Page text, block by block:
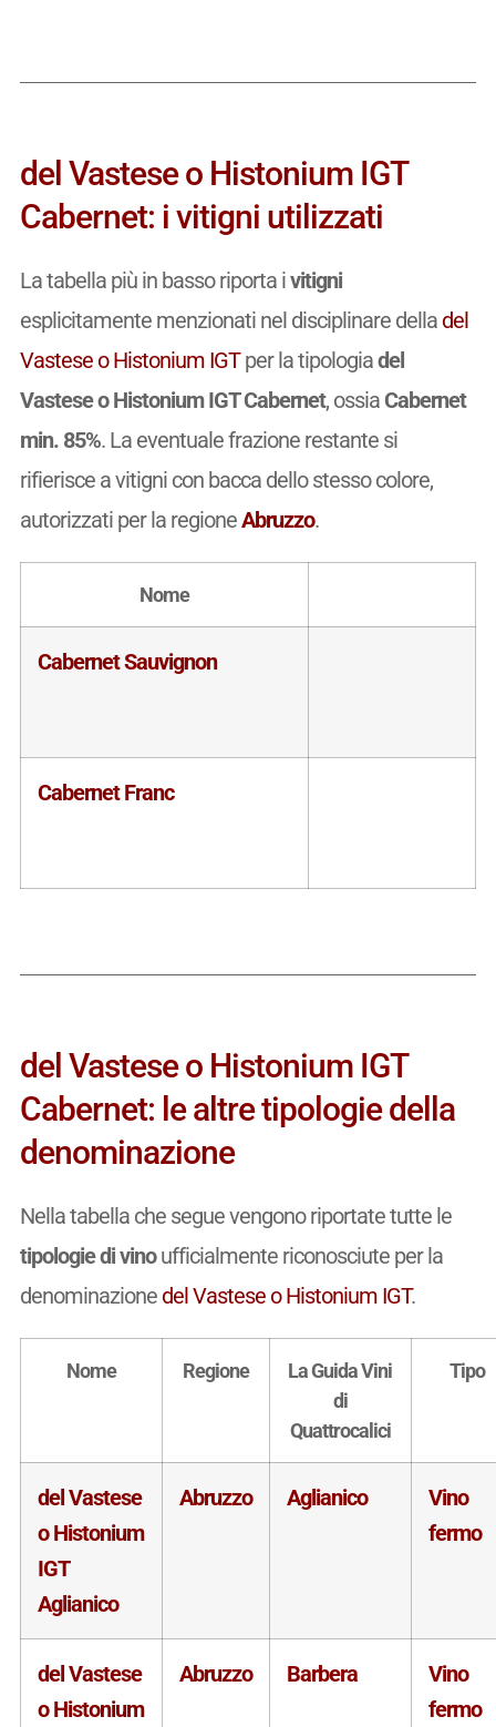
del Vastese o Histonium IGT
Cabernet: i vitigni utilizzati
La tabella più in basso riporta ivitigni
esplicitamente menzionati nel disciplinare della del
Vastese o Histonium IGTper la tipologiadel
Vastese o Histonium IGT Cabernet, ossia Cabernet
min. 85%. La eventuale frazione restante si
rifierisce a vitigni con bacca dello stesso colore,
autorizzati per la regioneAbruzzo.
Nome
Cabernet Sauvignon
Cabernet Franc
del Vastese o Histonium IGT
Cabernet: le altre tipologie della
denominazione
Nella tabella che segue vengono riportate tutte le
tipologie di vinoufficialmente riconosciute per la
denominazione del Vastese o Histonium IGT.
Nome Regione
La Guida Vini
di
Quattrocalici
Tipo
del Vastese
o Histonium
IGT
Aglianico
Abruzzo Aglianico
Vino
fermo
del Vastese
o Histonium
Abruzzo Barbera
Vino
fermo